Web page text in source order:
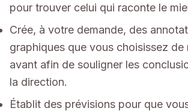
pour trouver celui qui raconte le
Crée, à votre demande, des
graphiques que vous choisissez de
avant afin de souligner les
la direction.
Établit des prévisions pour que